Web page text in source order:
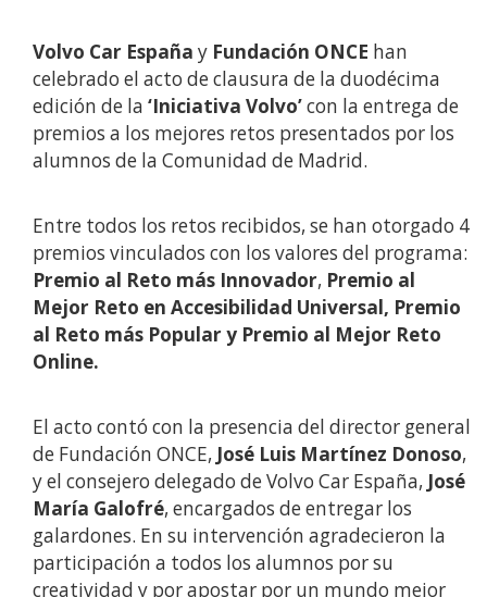
Volvo Car España y Fundación ONCE han
celebrado el acto de clausura de la duodécima
edición de la ‘Iniciativa Volvo’con la entrega de
premios a los mejores retos presentados por los
alumnos de la Comunidad de Madrid.
Entre todos los retos recibidos, se han otorgado 4
premios vinculados con los valores del programa:
Premio al Reto más Innovador, Premio al
Mejor Reto en Accesibilidad Universal, Premio
al Reto más Popular y Premio al Mejor Reto
Online.
El acto contó con la presencia del director general
de Fundación ONCE, José Luis Martínez Donoso,
y el consejero delegado de Volvo Car España, José
María Galofré, encargados de entregar los
galardones. En su intervención agradecieron la
participación a todos los alumnos por su
creatividad y por apostar por un mundo mejor